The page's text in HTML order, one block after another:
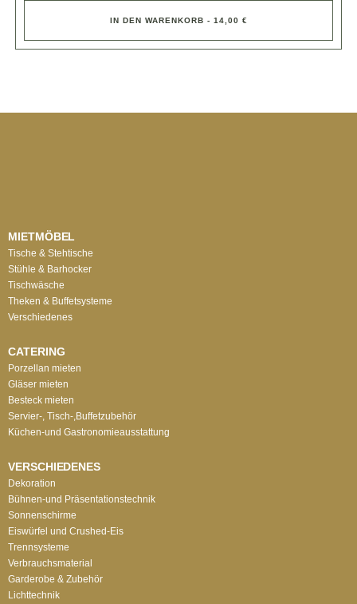
IN DEN WARENKORB - 14,00 €
MIETMÖBEL
Tische & Stehtische
Stühle & Barhocker
Tischwäsche
Theken & Buffetsysteme
Verschiedenes
CATERING
Porzellan mieten
Gläser mieten
Besteck mieten
Servier-, Tisch-,Buffetzubehör
Küchen-und Gastronomieausstattung
VERSCHIEDENES
Dekoration
Bühnen-und Präsentationstechnik
Sonnenschirme
Eiswürfel und Crushed-Eis
Trennsysteme
Verbrauchsmaterial
Garderobe & Zubehör
Lichttechnik